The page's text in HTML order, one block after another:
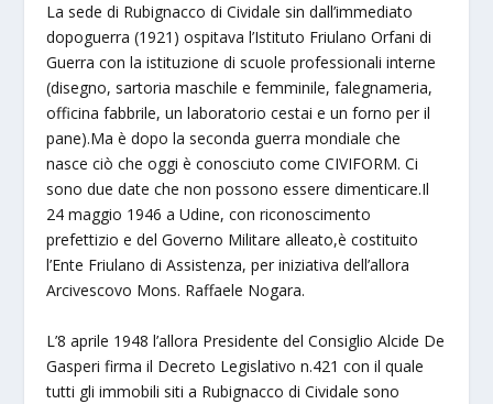
La sede di Rubignacco di Cividale sin dall’immediato
dopoguerra (1921) ospitava l’Istituto Friulano Orfani di
Guerra con la istituzione di scuole professionali interne
(disegno, sartoria maschile e femminile, falegnameria,
officina fabbrile, un laboratorio cestai e un forno per il
pane).Ma è dopo la seconda guerra mondiale che
nasce ciò che oggi è conosciuto come CIVIFORM. Ci
sono due date che non possono essere dimenticare.Il
24 maggio 1946 a Udine, con riconoscimento
prefettizio e del Governo Militare alleato,è costituito
l’Ente Friulano di Assistenza, per iniziativa dell’allora
Arcivescovo Mons. Raffaele Nogara.
L’8 aprile 1948 l’allora Presidente del Consiglio Alcide De
Gasperi firma il Decreto Legislativo n.421 con il quale
tutti gli immobili siti a Rubignacco di Cividale sono